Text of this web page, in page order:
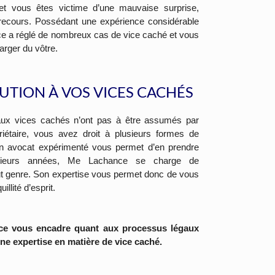
vous êtes victime d’une mauvaise surprise,
Possédant une expérience considérable
a réglé de nombreux cas de vice caché et vous
du vôtre.
À VOS VICES CACHÉS
vices cachés n’ont pas à être assumés par
vous avez droit à plusieurs formes de
avocat expérimenté vous permet d’en prendre
années, Me Lachance se charge de
genre. Son expertise vous permet donc de vous
d’esprit.
vous encadre quant aux processus légaux
expertise en matière de vice caché.